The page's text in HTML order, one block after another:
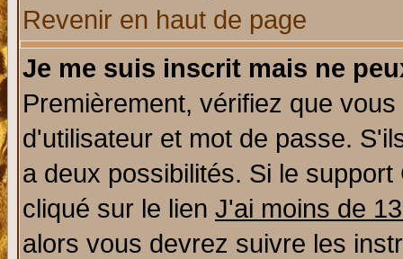
Revenir en haut de page
Je me suis inscrit mais ne
Premièrement, vérifiez que
d'utilisateur et mot de passe.
a deux possibilités. Si le
cliqué sur le lien J'ai moins de
alors vous devrez suivre les